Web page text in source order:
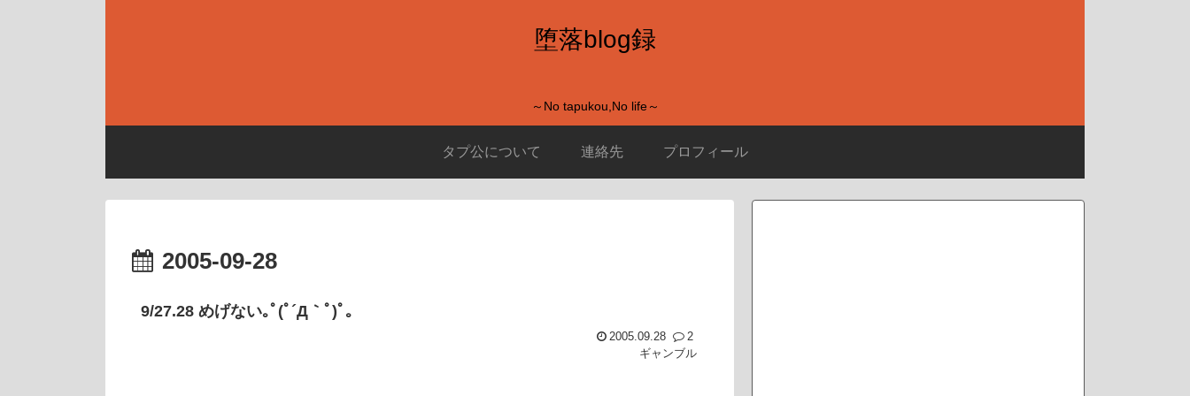
堕落blog録
～No tapukou,No life～
タプ公について 連絡先 プロフィール
2005-09-28
9/27.28 めげない｡ﾟ(ﾟ´Д｀ﾟ)ﾟ｡
2005.09.28
2
ギャンブル